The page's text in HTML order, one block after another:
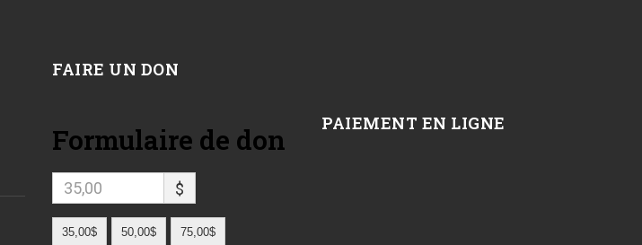
FAIRE UN DON
Formulaire de don
$
35,00$ 50,00$ 75,00$
PAIEMENT EN LIGNE